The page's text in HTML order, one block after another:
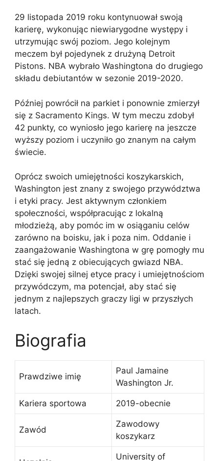
29 listopada 2019 roku kontynuował swoją
karierę, wykonując niewiarygodne występy i
utrzymując swój poziom. Jego kolejnym
meczem był pojedynek z drużyną Detroit
Pistons. NBA wybrało Washingtona do drugiego
składu debiutantów w sezonie 2019-2020.
Później powrócił na parkiet i ponownie zmierzył
się z Sacramento Kings. W tym meczu zdobył
42 punkty, co wyniosło jego karierę na jeszcze
wyższy poziom i uczyniło go znanym na całym
świecie.
Oprócz swoich umiejętności koszykarskich,
Washington jest znany z swojego przywództwa
i etyki pracy. Jest aktywnym członkiem
społeczności, współpracując z lokalną
młodzieżą, aby pomóc im w osiąganiu celów
zarówno na boisku, jak i poza nim. Oddanie i
zaangażowanie Washingtona w grę pomogły mu
stać się jedną z obiecujących gwiazd NBA.
Dzięki swojej silnej etyce pracy i umiejętnościom
przywódczym, ma potencjał, aby stać się
jednym z najlepszych graczy ligi w przyszłych
latach.
Biografia
Prawdziwe imię
Paul Jamaine
Washington Jr.
Kariera sportowa 2019-obecnie
Zawód
Zawodowy
koszykarz
University of